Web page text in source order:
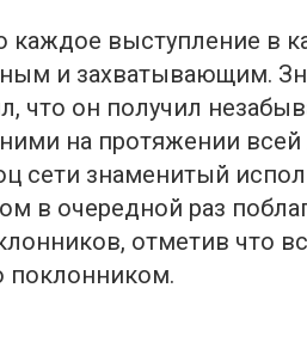
каждое выступление в
и захватывающим.
что он получил
на протяжении
сети знаменитый
в очередной раз
отметив что
поклонником.